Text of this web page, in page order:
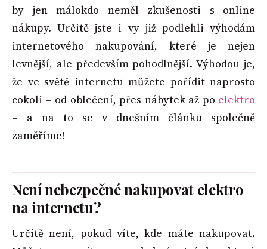
by jen málokdo neměl zkušenosti s online
nákupy. Určitě jste i vy již podlehli výhodám
internetového nakupování, které je nejen
levnější, ale především pohodlnější. Výhodou je,
že ve světě internetu můžete pořídit naprosto
cokoli – od oblečení, přes nábytek až po elektro
– a na to se v dnešním článku společně
zaměříme!
Není nebezpečné nakupovat elektro
na internetu?
Určitě není, pokud víte, kde máte nakupovat.